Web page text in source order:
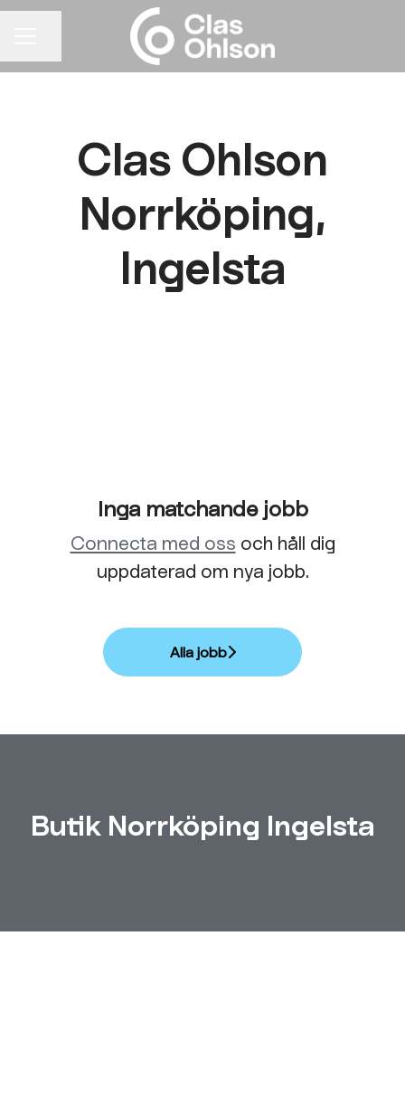
Clas Ohlson
Norrköping,
Ingelsta
Inga matchande jobb
Connecta med oss och håll dig
uppdaterad om nya jobb.
Alla jobb
Butik Norrköping Ingelsta